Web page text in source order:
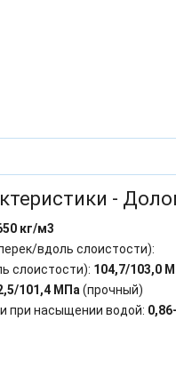
-
кг/м3
вдоль слоистости):
слоистости): 104,7/103,0
101,4 МПа (прочный)
при насыщении водой: